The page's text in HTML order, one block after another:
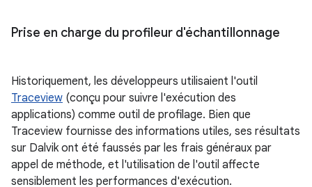
Prise en charge du profileur d'échantillonnage
Historiquement, les développeurs utilisaient l'outil
Traceview (conçu pour suivre l'exécution des
applications) comme outil de profilage. Bien que
Traceview fournisse des informations utiles, ses résultats
sur Dalvik ont été faussés par les frais généraux par
appel de méthode, et l'utilisation de l'outil affecte
sensiblement les performances d'exécution.